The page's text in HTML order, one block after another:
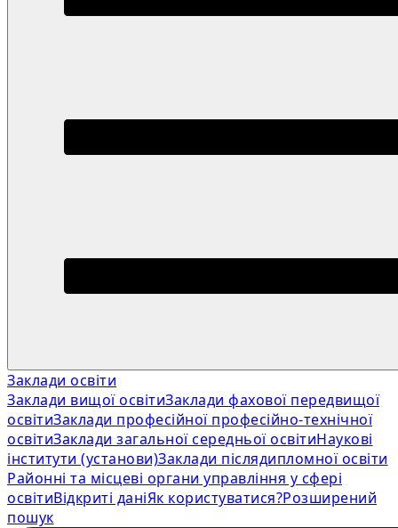
Заклади освіти
Заклади вищої освітиЗаклади фахової передвищої
освітиЗаклади професійної професійно-технічної
освітиЗаклади загальної середньої освітиНаукові
інститути (установи)Заклади післядипломної освіти
Районні та місцеві органи управління у сфері
освітиВідкриті даніЯк користуватися?Розширений
пошук